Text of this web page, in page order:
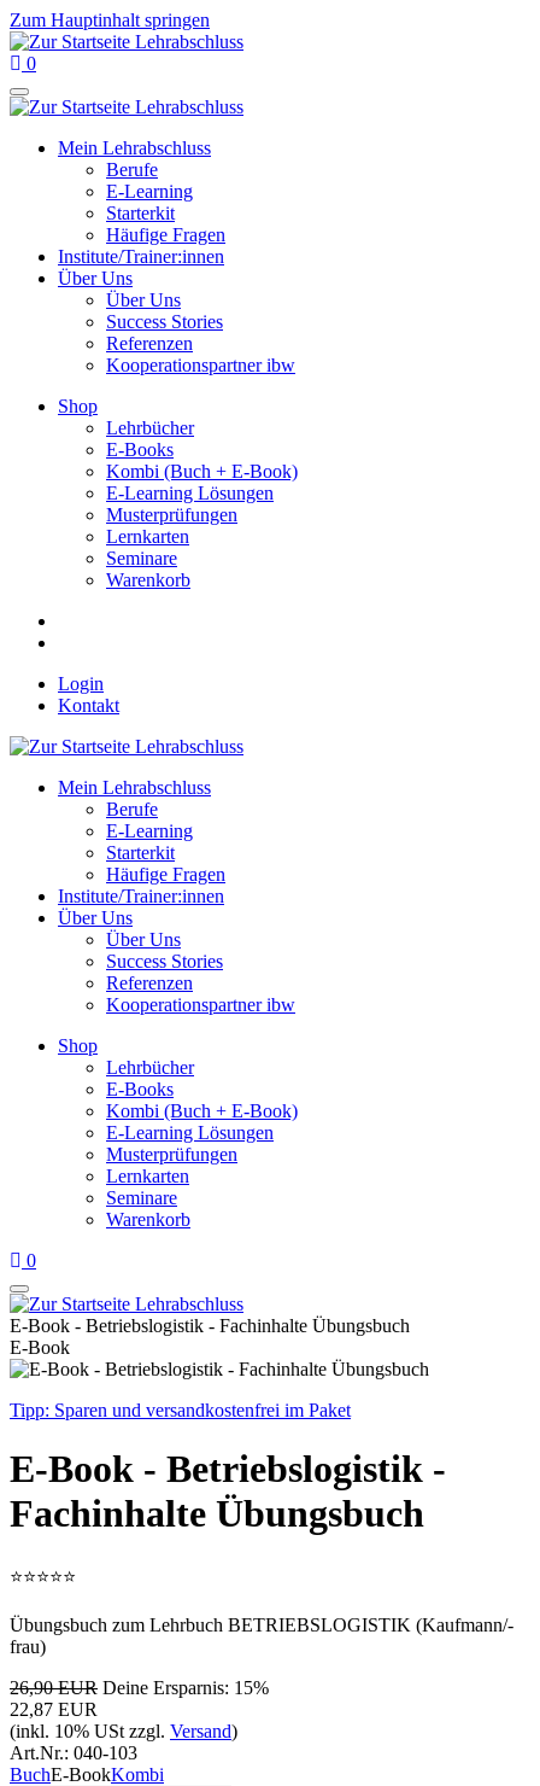
Zum Hauptinhalt springen
0
Mein Lehrabschluss
Berufe
E-Learning
Starterkit
Häufige Fragen
Institute/Trainer:innen
Über Uns
Über Uns
Success Stories
Referenzen
Kooperationspartner ibw
Shop
Lehrbücher
E-Books
Kombi (Buch + E-Book)
E-Learning Lösungen
Musterprüfungen
Lernkarten
Seminare
Warenkorb
Login
Kontakt
Mein Lehrabschluss
Berufe
E-Learning
Starterkit
Häufige Fragen
Institute/Trainer:innen
Über Uns
Über Uns
Success Stories
Referenzen
Kooperationspartner ibw
Shop
Lehrbücher
E-Books
Kombi (Buch + E-Book)
E-Learning Lösungen
Musterprüfungen
Lernkarten
Seminare
Warenkorb
0
E-Book - Betriebslogistik - Fachinhalte Übungsbuch
E-Book
Tipp: Sparen und versandkostenfrei im Paket
E-Book - Betriebslogistik -
Fachinhalte Übungsbuch
⭐⭐⭐⭐⭐
Übungsbuch zum Lehrbuch BETRIEBSLOGISTIK (Kaufmann/-
frau)
26,90 EUR Deine Ersparnis: 15%
22,87 EUR
(inkl. 10% USt zzgl. Versand)
Art.Nr.: 040-103
BuchE-BookKombi